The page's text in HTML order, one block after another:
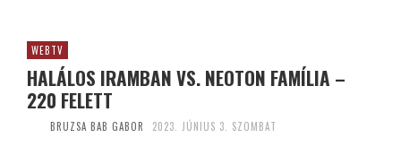
WEBTV
HALÁLOS IRAMBAN VS. NEOTON FAMÍLIA –
220 FELETT
BRUZSA BAB GABOR 2023. JÚNIUS 3. SZOMBAT